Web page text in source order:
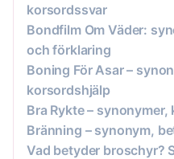
korsordssvar
Bondfilm Om Väder:
och förklaring
Boning För Asar –
korsordshjälp
Bra Rykte –
Bränning – synonym,
Vad betyder broschyr?